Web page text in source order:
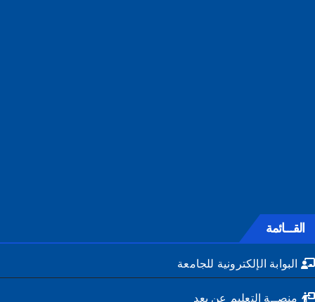
القـــائمة
البوابة الإلكترونية للجامعة
منصــة التعليم عن بعد